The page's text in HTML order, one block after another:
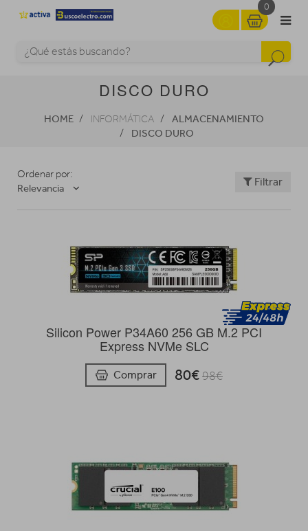
0
DISCO DURO
HOME INFORMÁTICA
ALMACENAMIENTO
DISCO DURO
Ordenar por:
Relevancia
Filtrar
Silicon Power P34A60 256 GB M.2 PCI
Express NVMe SLC
Comprar 80€98€